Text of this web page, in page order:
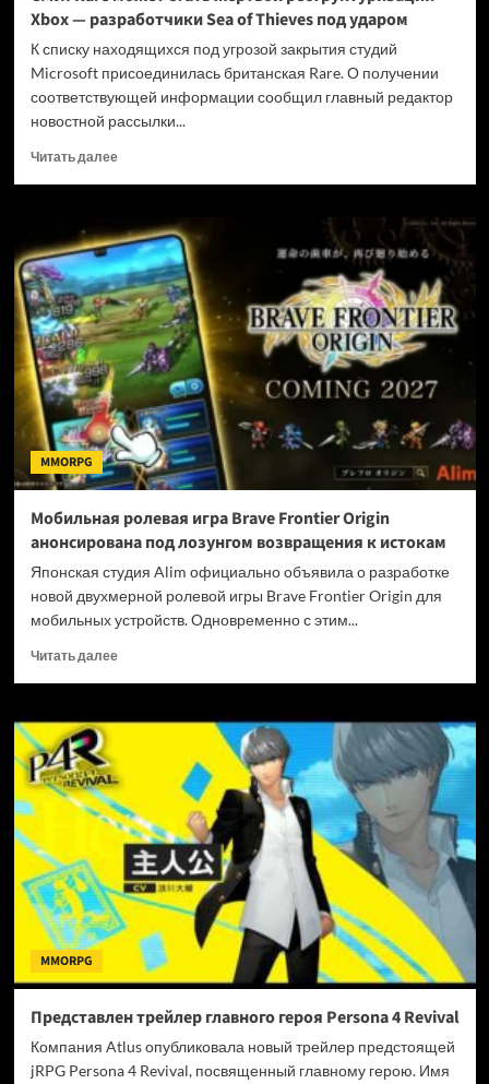
не
убивать
диски
Xbox — разработчики Sea of Thieves под ударом
К списку находящихся под угрозой закрытия студий
Microsoft присоединилась британская Rare. О получении
соответствующей информации сообщил главный редактор
новостной рассылки...
Читать далееПрочитать
Rare
может
стать
жертвой
реструктуризации
Xbox
разработчики
Sea
of
Thieves
под
ударом
MMORPG
Мобильная ролевая игра Brave Frontier Origin
анонсирована под лозунгом возвращения к истокам
Японская студия Alim официально объявила о разработке
новой двухмерной ролевой игры Brave Frontier Origin для
мобильных устройств. Одновременно с этим...
Читать далееПрочитать
Brave
Frontier
Origin
анонсирована
под
лозунгом
возвращения
к
истокам
MMORPG
Представлен трейлер главного героя Persona 4 Revival
Компания Atlus опубликовала новый трейлер предстоящей
jRPG Persona 4 Revival, посвященный главному герою. Имя